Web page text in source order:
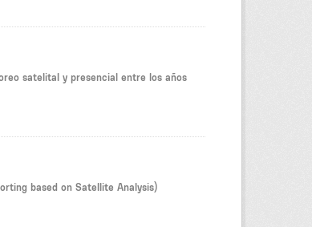
satelital y presencial entre los años
based on Satellite Analysis)